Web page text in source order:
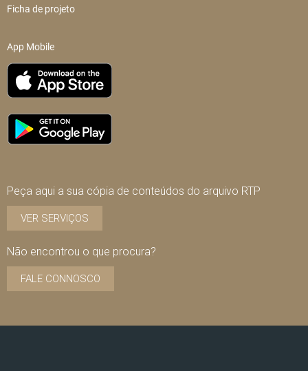
Ficha de projeto
App Mobile
Peça aqui a sua cópia de conteúdos do arquivo RTP
VER SERVIÇOS
Não encontrou o que procura?
FALE CONNOSCO